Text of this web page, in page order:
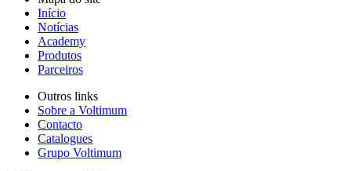
Início
Notícias
Academy
Produtos
Parceiros
Outros links
Sobre a Voltimum
Contacto
Catalogues
Grupo Voltimum